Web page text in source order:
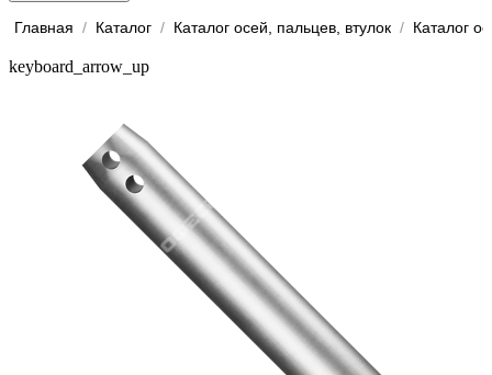
Главная / Каталог / Каталог осей, пальцев, втулок / Каталог
keyboard_arrow_up